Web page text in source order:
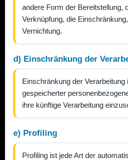
andere Form der Bereitstellung,
Verknüpfung, die
Vernichtung.
d) Einschränkung der
Einschränkung der
gespeicherter
ihre künftige Verarbeitung
e) Profiling
Profiling ist jede Art der